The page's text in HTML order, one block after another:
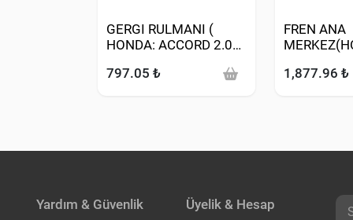
GERGI RULMANI (
HONDA: ACCORD 2.0
2.0 TYPER )
797.05 ₺
FREN ANA
1,877.96 ₺
Yardım & Güvenlik Üyelik & Hesap